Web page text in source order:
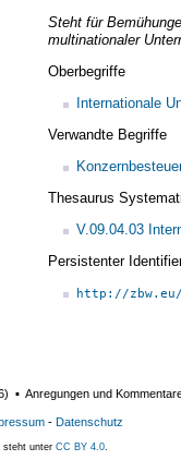
Steht für
multinationaler
Oberbegriffe
Internationale
Verwandte Begriffe
Thesaurus
V.09.04.03
Persistenter
http://
) ▪ Anregungen und
- Datenschutz
steht unter CC BY 4.0